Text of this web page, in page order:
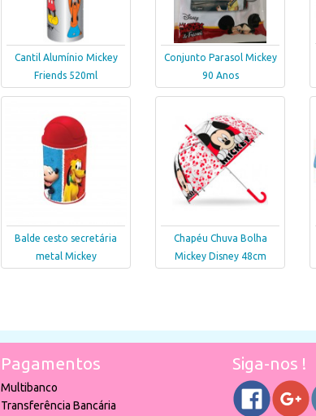
Cantil Alumínio Mickey
Friends 520ml
Conjunto Parasol Mickey
90 Anos
Balde cesto secretária
metal Mickey
Chapéu Chuva Bolha
Mickey Disney 48cm
Pagamentos
Multibanco
Transferência Bancária
Siga-nos !